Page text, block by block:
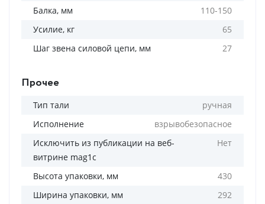
Балка, мм
110-150
Усилие, кг
65
Шаг звена силовой цепи, мм
27
Прочее
Тип тали
ручная
Исполнение
взрывобезопасное
Исключить из публикации на веб-
витрине mag1c
Нет
Высота упаковки, мм
430
Ширина упаковки, мм
292